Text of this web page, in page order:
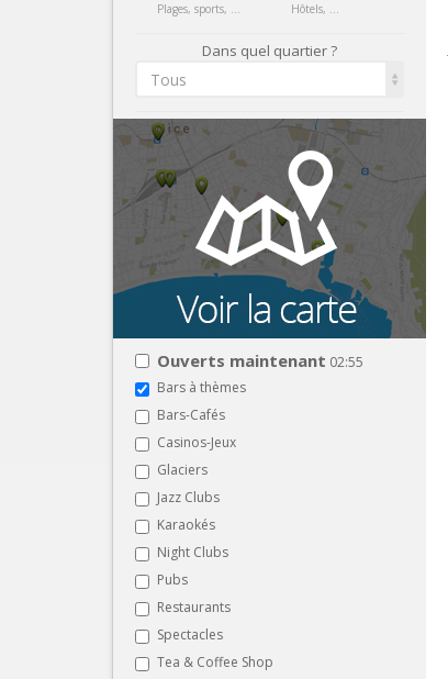
Plages, sports, ... Hôtels, ...
Dans quel quartier ?
Tous
Ouverts maintenant 02:55
Bars à thèmes
Bars-Cafés
Casinos-Jeux
Glaciers
Jazz Clubs
Karaokés
Night Clubs
Pubs
Restaurants
Spectacles
Tea & Coffee Shop